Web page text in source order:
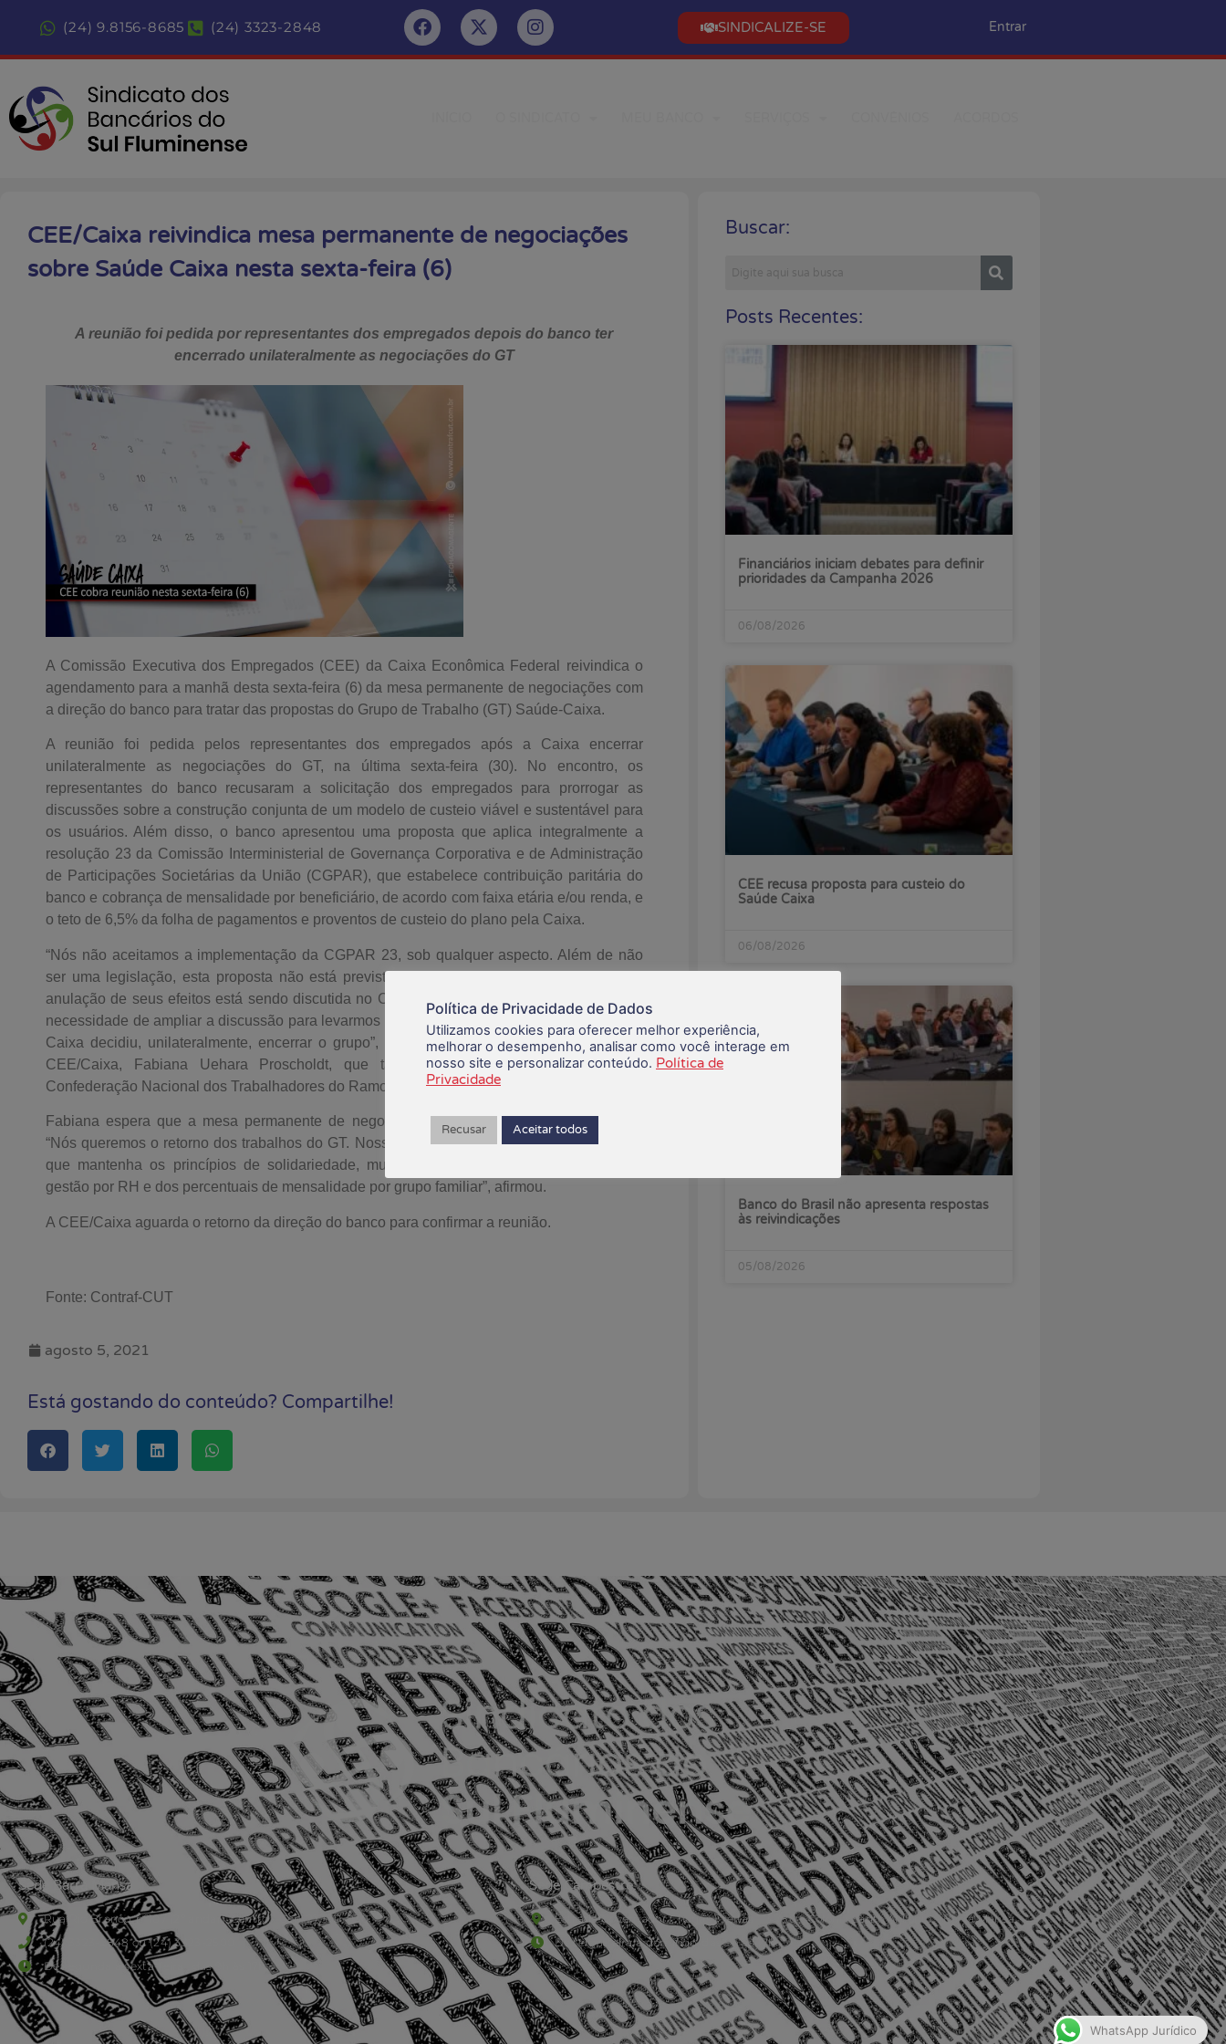
(24) 9.8156-8685 (24) 3323-2848 SINDICALIZE-SE Entrar
CEE/Caixa reivindica mesa permanente de negociações
sobre Saúde Caixa nesta sexta-feira (6)
A reunião foi pedida por representantes dos empregados depois do banco ter
encerrado unilateralmente as negociações do GT
A Comissão Executiva dos Empregados (CEE) da Caixa Econômica Federal reivindica o
agendamento para a manhã desta sexta-feira (6) da mesa permanente de negociações com
a direção do banco para tratar das propostas do Grupo de Trabalho (GT) Saúde-Caixa.
A reunião foi pedida pelos representantes dos empregados após a Caixa encerrar
unilateralmente as negociações do GT, na última sexta-feira (30). No encontro, os
representantes do banco recusaram a solicitação dos empregados para prorrogar as
discussões sobre a construção conjunta de um modelo de custeio viável e sustentável para
os usuários. Além disso, o banco apresentou uma proposta que aplica integralmente a
resolução 23 da Comissão Interministerial de Governança Corporativa e de Administração
de Participações Societárias da União (CGPAR), que estabelece contribuição paritária do
banco e cobrança de mensalidade por beneficiário, de acordo com faixa etária e/ou renda, e
o teto de 6,5% da folha de pagamentos e proventos de custeio do plano pela Caixa.
“Nós não aceitamos a implementação da CGPAR 23, sob qualquer aspecto. Além de não
ser uma legislação, esta proposta não está prevista no Acordo Coletivo de Trabalho e a
anulação de seus efeitos está sendo discutida no Congresso Nacional. Nós enfatizamos a
necessidade de ampliar a discussão para levarmos propostas decentes aos colegas, mas a
Caixa decidiu, unilateralmente, encerrar o grupo”, destacou a coordenadora do GT e da
CEE/Caixa, Fabiana Uehara Proscholdt, que também é secretária da Cultura da
Confederação Nacional dos Trabalhadores do Ramo Financeiro (Contraf-CUT).
Fabiana espera que a mesa permanente de negociações seja marcada o quanto antes.
“Nós queremos o retorno dos trabalhos do GT. Nosso único objetivo é construir um modelo
que mantenha os princípios de solidariedade, mutualismo e pacto intergeracional, com
gestão por RH e dos percentuais de mensalidade por grupo familiar”, afirmou.
A CEE/Caixa aguarda o retorno da direção do banco para confirmar a reunião.
Fonte: Contraf-CUT
agosto 5, 2021
Está gostando do conteúdo? Compartilhe!
Buscar:
Posts Recentes:
Financiários iniciam debates para definir
prioridades da Campanha 2026
06/08/2026
CEE recusa proposta para custeio do
Saúde Caixa
06/08/2026
Banco do Brasil não apresenta respostas
às reivindicações
05/08/2026
Sede Barra Mansa
Rua Rio Branco, nº107 (2º andar), Centro - Cep: 27.330-030
(24) 3323-2848 ou (24) 3323-2500
De segunda à sexta-feira , das 9h às 17h.
Sede Campestre:
Estrada Governador Chagas Freitas – 3.780 – Colônia Santo Antônio – Barra Mansa
De terça-feira a domingo, das 9h às 17h
Política de Privacidade de Dados
Utilizamos cookies para oferecer melhor experiência,
melhorar o desempenho, analisar como você interage em
nosso site e personalizar conteúdo. Política de
Privacidade
Recusar Aceitar todos
WhatsApp Jurídico